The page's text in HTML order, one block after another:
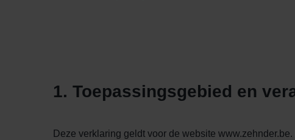
1. Toepassingsgebied en
Deze verklaring geldt voor de website